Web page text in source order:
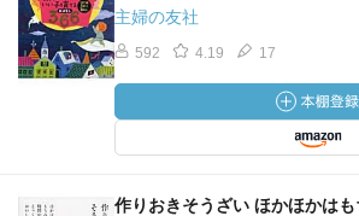
主婦の友社
592 4.19 17
作りおきそうざい ほかほかは